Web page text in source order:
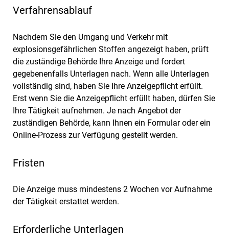
Verfahrensablauf
Nachdem Sie den Umgang und Verkehr mit
explosionsgefährlichen Stoffen angezeigt haben, prüft
die zuständige Behörde Ihre Anzeige und fordert
gegebenenfalls Unterlagen nach. Wenn alle Unterlagen
vollständig sind, haben Sie Ihre Anzeigepflicht erfüllt.
Erst wenn Sie die Anzeigepflicht erfüllt haben, dürfen Sie
Ihre Tätigkeit aufnehmen. Je nach Angebot der
zuständigen Behörde, kann Ihnen ein Formular oder ein
Online-Prozess zur Verfügung gestellt werden.
Fristen
Die Anzeige muss mindestens 2 Wochen vor Aufnahme
der Tätigkeit erstattet werden.
Erforderliche Unterlagen